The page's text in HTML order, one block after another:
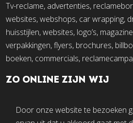
Door onze website te bezoeken
Tv-reclame, advertenties,
websites, webshops, car wrapping,
huisstijlen, websites, logo’s,
verpakkingen, flyers, brochures,
boeken, commercials,
ZO ONLINE ZIJN WIJ